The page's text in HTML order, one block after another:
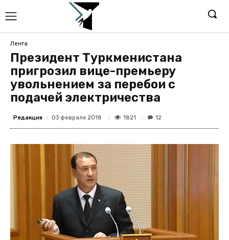
Лента
Президент Туркменистана
пригрозил вице-премьеру
увольнением за перебои с
подачей электричества
Редакция 03 февраля 2018 1821 12